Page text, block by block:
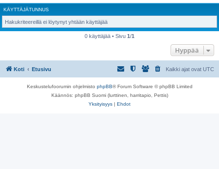
KÄYTTÄJÄTUNNUS
Hakukriteereillä ei löytynyt yhtään käyttäjää
0 käyttäjää • Sivu 1/1
Hyppää
Koti Etusivu Kaikki ajat ovat UTC
Keskustelufoorumin ohjelmisto phpBB® Forum Software © phpBB Limited
Käännös: phpBB Suomi (lurttinen, harritapio, Pettis)
Yksityisyys | Ehdot